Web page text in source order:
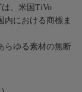
、米国TiVo
内における商標ま
らゆる素材の無断